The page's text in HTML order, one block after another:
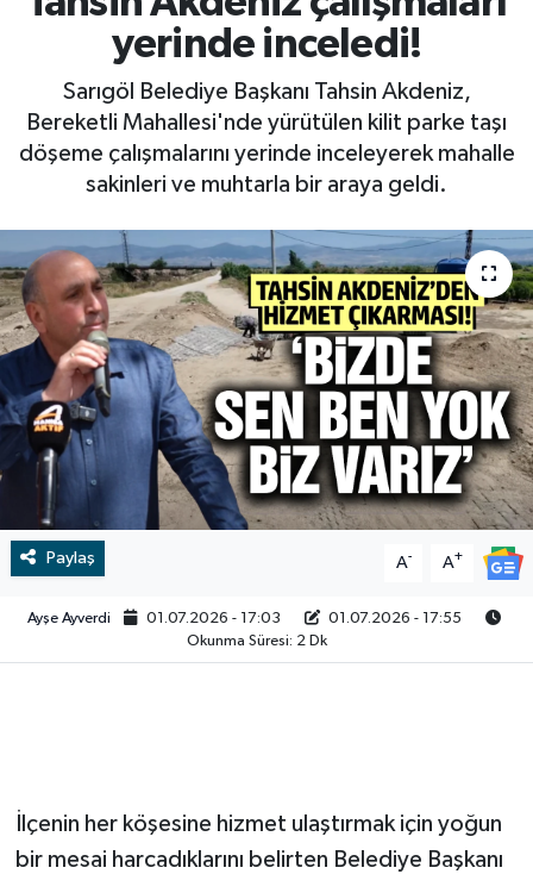
yerinde inceledi!
Sarıgöl Belediye Başkanı Tahsin Akdeniz,
Bereketli Mahallesi'nde yürütülen kilit parke taşı
döşeme çalışmalarını yerinde inceleyerek mahalle
sakinleri ve muhtarla bir araya geldi.
Paylaş A- A+
Ayşe Ayverdi 01.07.2026 - 17:03
01.07.2026 - 17:55
Okunma Süresi: 2 Dk
İlçenin her köşesine hizmet ulaştırmak için yoğun
bir mesai harcadıklarını belirten Belediye Başkanı
RESMİ İLAN
BİLİM VE TEKNOLOJİ
RESMİ İLAN
Yaşam
Tarih
Dünya
İletişim
Künye
SPOR
Vefat